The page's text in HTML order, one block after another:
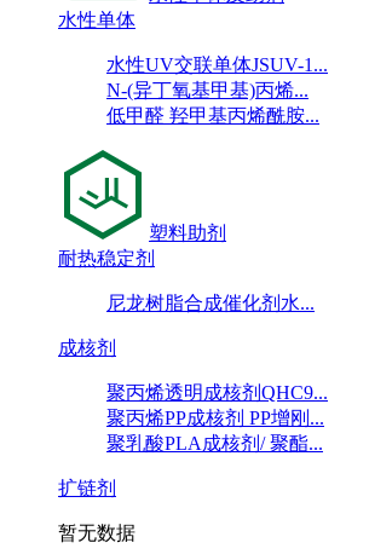
水性单体
水性UV交联单体JSUV-1...
N-(异丁氧基甲基)丙烯...
低甲醛 羟甲基丙烯酰胺...
塑料助剂
耐热稳定剂
尼龙树脂合成催化剂水...
成核剂
聚丙烯透明成核剂QHC9...
聚丙烯PP成核剂 PP增刚...
聚乳酸PLA成核剂/ 聚酯...
扩链剂
暂无数据